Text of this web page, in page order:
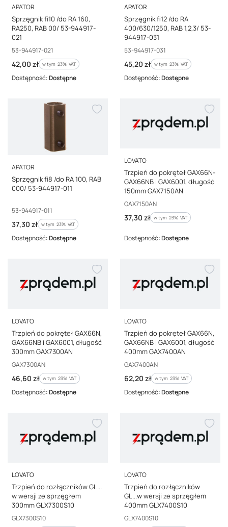
PRODUCENT
APATOR
Sprzęgnik fi10 /do RA 160,
RA250, RAB 00/ 53-944917-
021
Kod producenta
53-944917-021
Cena brutto
42,00 zł w tym %s VAT
w tym 23% VAT
Dostępność:Dostępne
PRODUCENT
APATOR
Sprzęgnik fi12 /do RA
400/630/1250, RAB 1,2,3/ 53-
944917-031
Kod producenta
53-944917-031
Cena brutto
45,20 zł w tym %s VAT
w tym 23% VAT
Dostępność:Dostępne
PRODUCENT
APATOR
Sprzęgnik fi8 /do RA 100, RAB
000/ 53-944917-011
Kod producenta
53-944917-011
Cena brutto
37,30 zł w tym %s VAT
w tym 23% VAT
Dostępność:Dostępne
PRODUCENT
LOVATO
Trzpień do pokręteł GAX66N-
GAX66NB i GAX6001, długość
150mm GAX7150AN
Kod producenta
GAX7150AN
Cena brutto
37,30 zł w tym %s VAT
w tym 23% VAT
Dostępność:Dostępne
PRODUCENT
LOVATO
Trzpień do pokręteł GAX66N,
GAX66NB i GAX6001, długość
300mm GAX7300AN
Kod producenta
GAX7300AN
Cena brutto
46,60 zł w tym %s VAT
w tym 23% VAT
Dostępność:Dostępne
PRODUCENT
LOVATO
Trzpień do pokręteł GAX66N,
GAX66NB i GAX6001, długość
400mm GAX7400AN
Kod producenta
GAX7400AN
Cena brutto
62,20 zł w tym %s VAT
w tym 23% VAT
Dostępność:Dostępne
PRODUCENT
LOVATO
Trzpień do rozłączników GL...
w wersji ze sprzęgłem
300mm GLX7300S10
Kod producenta
GLX7300S10
PRODUCENT
LOVATO
Trzpień do rozłączników
GL...w wersji ze sprzęgłem
400mm GLX7400S10
Kod producenta
GLX7400S10